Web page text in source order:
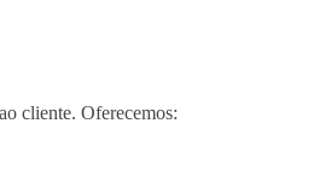
cliente. Oferecemos: